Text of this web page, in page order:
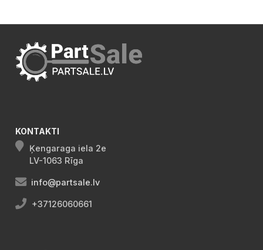
KONTAKTI
Ķengaraga iela 2e
LV-1063 Rīga
info@partsale.lv
+37126060661